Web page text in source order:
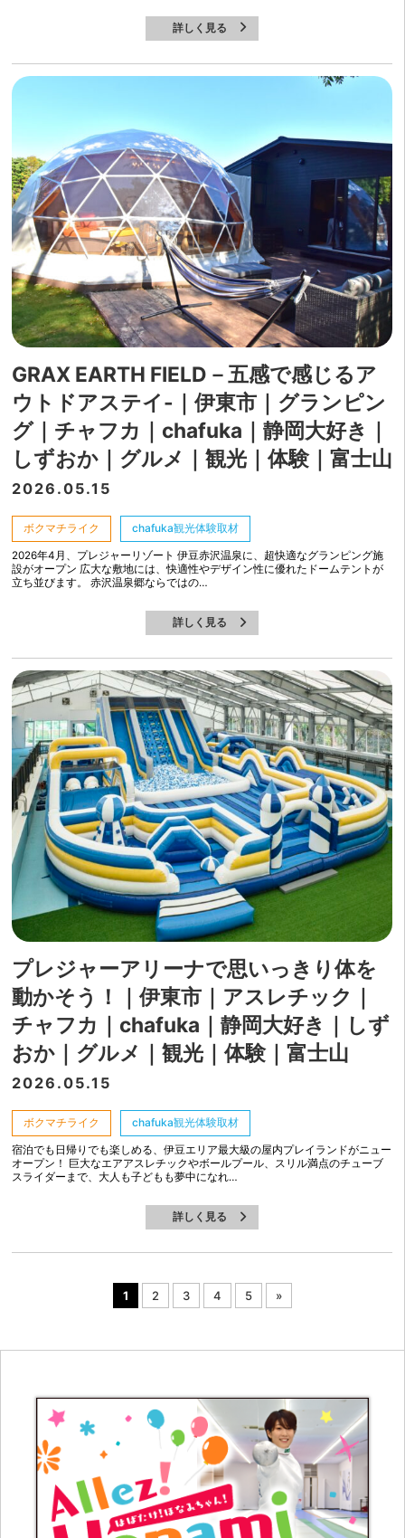
詳しく見る
GRAX EARTH FIELD－五感で感じるア
ウトドアステイ-｜伊東市｜グランピン
グ｜チャフカ｜chafuka｜静岡大好き｜
しずおか｜グルメ｜観光｜体験｜富士山
2026.05.15
ボクマチライク chafuka観光体験取材
2026年4月、プレジャーリゾート 伊豆赤沢温泉に、超快適なグランピング施
設がオープン 広大な敷地には、快適性やデザイン性に優れたドームテントが
立ち並びます。 赤沢温泉郷ならではの…
詳しく見る
プレジャーアリーナで思いっきり体を
動かそう！｜伊東市｜アスレチック｜
チャフカ｜chafuka｜静岡大好き｜しず
おか｜グルメ｜観光｜体験｜富士山
2026.05.15
ボクマチライク chafuka観光体験取材
宿泊でも日帰りでも楽しめる、伊豆エリア最大級の屋内プレイランドがニュー
オープン！ 巨大なエアアスレチックやボールプール、スリル満点のチューブ
スライダーまで、大人も子どもも夢中になれ…
詳しく見る
1 2 3 4 5 »